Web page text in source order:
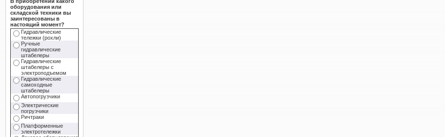
оборудования или
складской техники вы
заинтересованы в
настоящий момент?
Гидравлические
тележки (рохли)
Ручные
гидравлические
штабелеры
Гидравлические
штабелеры с
электроподъемом
Гидравлические
самоходные
штабелеры
Автопогрузчики
Электрические
погрузчики
Ричтраки
Платформенные
электротележки